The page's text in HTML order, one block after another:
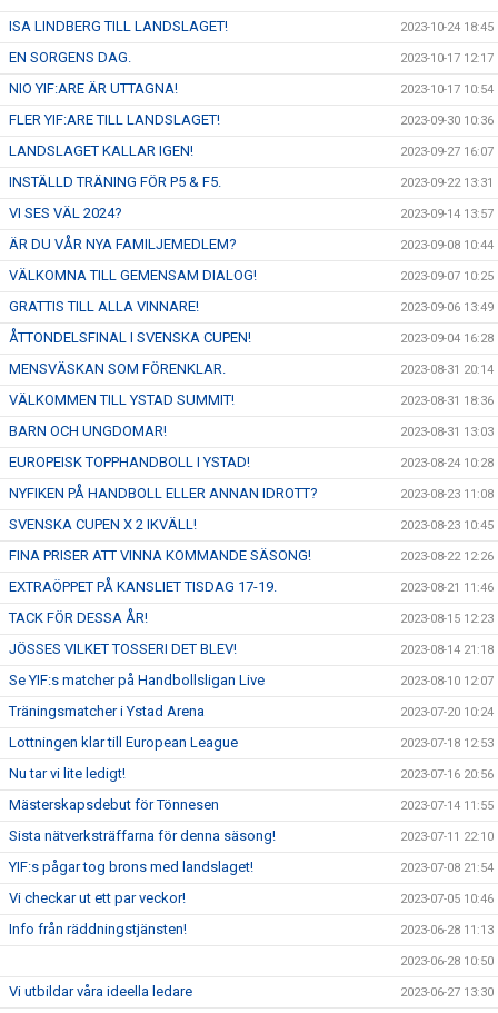
ISA LINDBERG TILL LANDSLAGET! 2023-10-24 18:45
EN SORGENS DAG. 2023-10-17 12:17
NIO YIF:ARE ÄR UTTAGNA! 2023-10-17 10:54
FLER YIF:ARE TILL LANDSLAGET! 2023-09-30 10:36
LANDSLAGET KALLAR IGEN! 2023-09-27 16:07
INSTÄLLD TRÄNING FÖR P5 & F5. 2023-09-22 13:31
VI SES VÄL 2024? 2023-09-14 13:57
ÄR DU VÅR NYA FAMILJEMEDLEM? 2023-09-08 10:44
VÄLKOMNA TILL GEMENSAM DIALOG! 2023-09-07 10:25
GRATTIS TILL ALLA VINNARE! 2023-09-06 13:49
ÅTTONDELSFINAL I SVENSKA CUPEN! 2023-09-04 16:28
MENSVÄSKAN SOM FÖRENKLAR. 2023-08-31 20:14
VÄLKOMMEN TILL YSTAD SUMMIT! 2023-08-31 18:36
BARN OCH UNGDOMAR! 2023-08-31 13:03
EUROPEISK TOPPHANDBOLL I YSTAD! 2023-08-24 10:28
NYFIKEN PÅ HANDBOLL ELLER ANNAN IDROTT? 2023-08-23 11:08
SVENSKA CUPEN X 2 IKVÄLL! 2023-08-23 10:45
FINA PRISER ATT VINNA KOMMANDE SÄSONG! 2023-08-22 12:26
EXTRAÖPPET PÅ KANSLIET TISDAG 17-19. 2023-08-21 11:46
TACK FÖR DESSA ÅR! 2023-08-15 12:23
JÖSSES VILKET TOSSERI DET BLEV! 2023-08-14 21:18
Se YIF:s matcher på Handbollsligan Live 2023-08-10 12:07
Träningsmatcher i Ystad Arena 2023-07-20 10:24
Lottningen klar till European League 2023-07-18 12:53
Nu tar vi lite ledigt! 2023-07-16 20:56
Mästerskapsdebut för Tönnesen 2023-07-14 11:55
Sista nätverksträffarna för denna säsong! 2023-07-11 22:10
YIF:s pågar tog brons med landslaget! 2023-07-08 21:54
Vi checkar ut ett par veckor! 2023-07-05 10:46
Info från räddningstjänsten! 2023-06-28 11:13
2023-06-28 10:50
Vi utbildar våra ideella ledare 2023-06-27 13:30